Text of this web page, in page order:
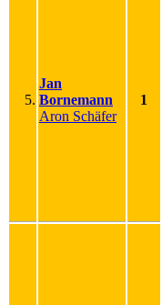
5.
Jan
Bornemann
Aron Schäfer
1